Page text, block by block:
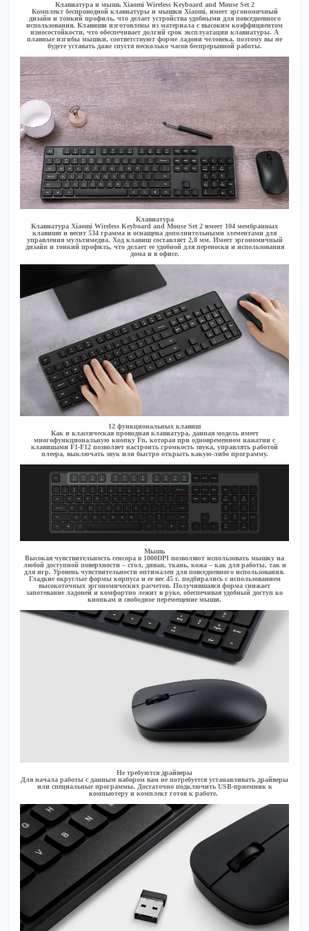
Клавиатура и мышь Xiaomi Wireless Keyboard and Mouse Set 2
Комплект беспроводной клавиатуры и мышки Xiaomi, имеет эргономичный
дизайн и тонкий профиль, что делает устройства удобными для повседневного
использования. Клавиши изготовлены из материала с высоким коэффициентом
износостойкости, что обеспечивает долгий срок эксплуатации клавиатуры. А
плавные изгибы мышки, соответствуют форме ладони человека, поэтому вы не
будете уставать даже спустя несколько часов беспрерывной работы.
Клавиатура
Клавиатура Xiaomi Wireless Keyboard and Mouse Set 2 имеет 104 мембранных
клавиши и весит 534 грамма и оснащена дополнительными элементами для
управления мультимедиа. Ход клавиш составляет 2,8 мм. Имеет эргономичный
дизайн и тонкий профиль, что делает ее удобной для переноски и использования
дома и в офисе.
12 функциональных клавиш
Как и классическая проводная клавиатура, данная модель имеет
многофункциональную кнопку Fn, которая при одновременном нажатии с
клавишами F1-F12 позволяет настроить громкость звука, управлять работой
плеера, выключать звук или быстро открыть какую-либо программу.
Мышь
Высокая чувствительность сенсора в 1000DPI позволяют использовать мышку на
любой доступной поверхности – стол, диван, ткань, кожа – как для работы, так и
для игр. Уровень чувствительности оптимален для повседневного использования.
Гладкие округлые формы корпуса и ее вес 45 г. подбирались с использованием
высокоточных эргономических расчетов. Получившаяся форма снижает
запотевание ладоней и комфортно лежит в руке, обеспечивая удобный доступ ко
кнопкам и свободное перемещение мыши.
Не требуются драйверы
Для начала работы с данным набором вам не потребуется устанавливать драйверы
или специальные программы. Достаточно подключить USB-приемник к
компьютеру и комплект готов к работе.